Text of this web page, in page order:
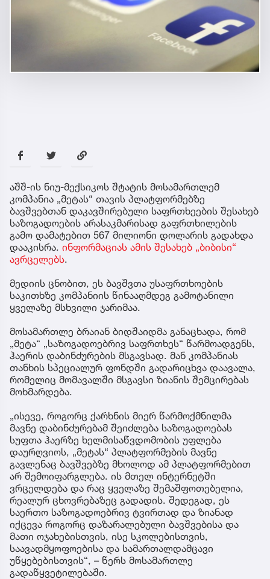
აშშ-ის ნიუ-მექსიკოს შტატის მოსამართლემ
კომპანია „მეტას“ თავის პლატფორმებზე
ბავშვებთან დაკავშირებული საფრთხეების შესახებ
საზოგადოების არასაკმარისად გაფრთხილების
გამო დამატებით 567 მილიონი დოლარის გადახდა
დააკისრა. ინფორმაციას ამის შესახებ „ბიბისი“
ავრცელებს.
მედიის ცნობით, ეს ბავშვთა უსაფრთხოების
საკითხზე კომპანიის წინააღმდეგ გამოტანილი
ყველაზე მსხვილი ჯარიმაა.
მოსამართლე ბრაიან ბიდშაიდმა განაცხადა, რომ
„მეტა“ „საზოგადოებრივ საფრთხეს“ წარმოადგენს,
ჰაერის დაბინძურების მსგავსად. მან კომპანიას
თანხის სპეციალურ ფონდში გადარიცხვა დაავალა,
რომელიც მომავალში მსგავსი ზიანის შემცირებას
მოხმარდება.
„ისევე, როგორც ქარხნის მიერ წარმოქმნილმა
მავნე დაბინძურებამ შეიძლება საზოგადოებას
სუფთა ჰაერზე ხელმისაწვდომობის უფლება
დაურღვიოს, „მეტას“ პლატფორმების მავნე
გავლენაც ბავშვებზე მხოლოდ ამ პლატფორმებით
არ შემოიფარგლება. ის მთელ ინტერნეტში
ვრცელდება და რაც ყველაზე შემაშფოთებელია,
რეალურ ცხოვრებაზეც გადადის. შედეგად, ეს
საერთო საზოგადოებრივ ტვირთად და ზიანად
იქცევა როგორც დაზარალებული ბავშვებისა და
მათი ოჯახებისთვის, ისე სკოლებისთვის,
საავადმყოფოებისა და სამართალდამცავი
უწყებებისთვის“, – წერს მოსამართლე
გადაწყვეტილებაში.